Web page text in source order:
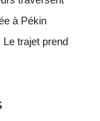
à Pékin
Le trajet prend